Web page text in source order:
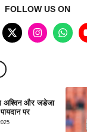
FOLLOW US ON
और जडेजा
पर